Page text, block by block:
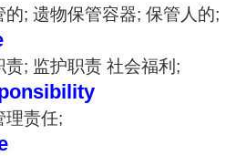
的; 遗物保管容器; 保管人的;
责; 监护职责 社会福利;
理责任;